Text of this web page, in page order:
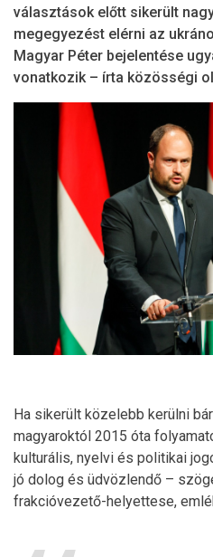
választások előtt sikerült
megegyezést elérni az
Magyar Péter bejelentése
vonatkozik – írta közösségi
Ha sikerült közelebb kerülni
magyaroktól 2015 óta
kulturális, nyelvi és politikai
jó dolog és üdvözlendő –
frakcióvezető-helyettese,